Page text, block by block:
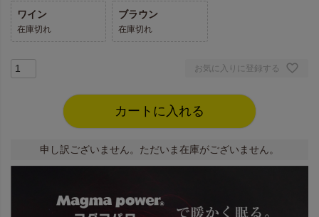
ワイン
在庫切れ
ブラウン
在庫切れ
お気に入りに登録する
カートに入れる
申し訳ございません。ただいま在庫がございません。